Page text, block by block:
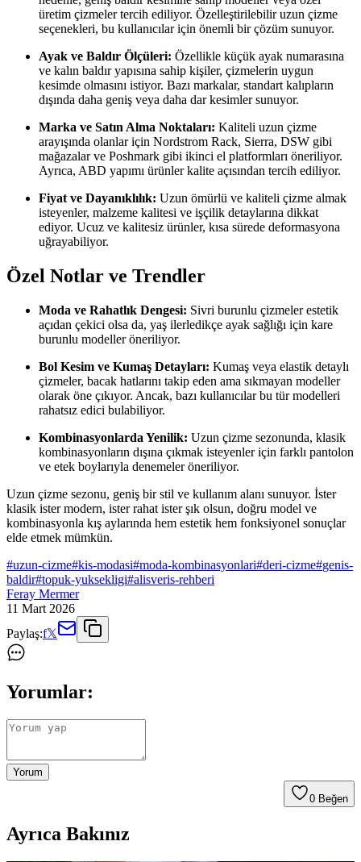
üretim çizmeler tercih ediliyor. Özelleştirilebilir uzun çizme
seçenekleri, bu kullanıcılar için önemli bir çözüm sunuyor.
Ayak ve Baldır Ölçüleri: Özellikle küçük ayak numarasına
ve kalın baldır yapısına sahip kişiler, çizmelerin uygun
kesimde olmasını istiyor. Bazı markalar, standart kalıpların
dışında daha geniş veya daha dar kesimler sunuyor.
Marka ve Satın Alma Noktaları: Kaliteli uzun çizme
arayışında olanlar için Nordstrom Rack, Sierra, DSW gibi
mağazalar ve Poshmark gibi ikinci el platformları öneriliyor.
Ayrıca, ABD yapımı ürünler kalite açısından tercih ediliyor.
Fiyat ve Dayanıklılık: Uzun ömürlü ve kaliteli çizme almak
isteyenler, malzeme kalitesi ve işçilik detaylarına dikkat
ediyor. Ucuz ve kalitesiz ürünler, kısa sürede deformasyona
uğrayabiliyor.
Özel Notlar ve Trendler
Moda ve Rahatlık Dengesi: Sivri burunlu çizmeler estetik
açıdan çekici olsa da, yaş ilerledikçe ayak sağlığı için kare
burunlu modeller öneriliyor.
Bol Kesim ve Kumaş Detayları: Kumaş veya elastik detaylı
çizmeler, bacak hatlarını takip eden ama sıkmayan modeller
olarak öne çıkıyor. Ancak, bazı kullanıcılar bu tür modelleri
rahatsız edici bulabiliyor.
Kombinasyonlarda Yenilik: Uzun çizme sezonunda, klasik
kombinasyonların dışına çıkmak isteyenler için farklı pantolon
ve etek boylarıyla denemeler öneriliyor.
Uzun çizme sezonu, geniş bir stil ve kullanım alanı sunuyor. İster
klasik ister modern, ister rahat ister şık olsun, doğru model ve
kombinasyonla kış aylarında hem estetik hem fonksiyonel sonuçlar
elde etmek mümkün.
#uzun-cizme#kis-modasi#moda-kombinasyonlari#deri-cizme#genis-
baldir#topuk-yuksekligi#alisveris-rehberi
Feray Mermer
11 Mart 2026
Paylaş:f𝕏
Yorumlar:
Yorum
0 Beğen
Ayrıca Bakınız